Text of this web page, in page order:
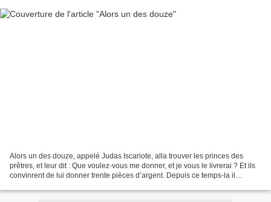
Alors un des douze, appelé Judas Iscariote, alla trouver les princes des
prêtres, et leur dit : Que voulez-vous me donner, et je vous le livrerai ? Et ils
convinrent de lui donner trente pièces d’argent. Depuis ce temps-la il